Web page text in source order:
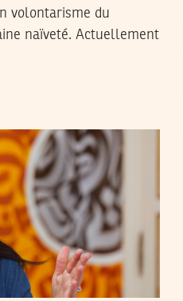
volontarisme du
naïveté. Actuellement